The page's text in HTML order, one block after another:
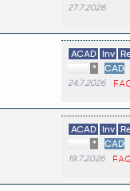
27.7.2026
ACAD Inv
*
CAD
24.7.2026
ACAD Inv
*
CAD
19.7.2026